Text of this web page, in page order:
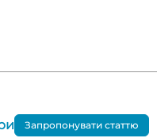
Запропонувати статтю